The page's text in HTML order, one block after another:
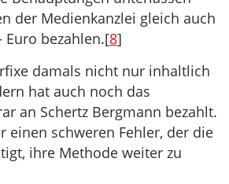
der Medienkanzlei gleich auch
Euro bezahlen.[8]
damals nicht nur inhaltlich
hat auch noch das
an Schertz Bergmann bezahlt.
einen schweren Fehler, der die
ihre Methode weiter zu